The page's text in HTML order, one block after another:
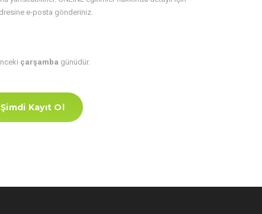
e-posta gönderiniz.
çarşamba günüdür.
Şimdi Kayıt Ol